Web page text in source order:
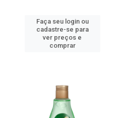
Faça seu login ou
cadastre-se para
ver preços e
comprar